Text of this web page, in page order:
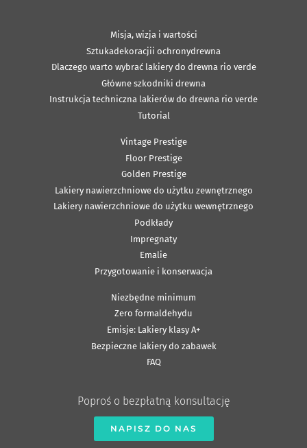
Misja, wizja i wartości
Sztukadekoracjii ochronydrewna
Dlaczego warto wybrać lakiery do drewna rio verde
Główne szkodniki drewna
Instrukcja techniczna lakierów do drewna rio verde
Tutorial
Vintage Prestige
Floor Prestige
Golden Prestige
Lakiery nawierzchniowe do użytku zewnętrznego
Lakiery nawierzchniowe do użytku wewnętrznego
Podkłady
Impregnaty
Emalie
Przygotowanie i konserwacja
Niezbędne minimum
Zero formaldehydu
Emisje: Lakiery klasy A+
Bezpieczne lakiery do zabawek
FAQ
Poproś o bezpłatną konsultację
NAPISZ DO NAS